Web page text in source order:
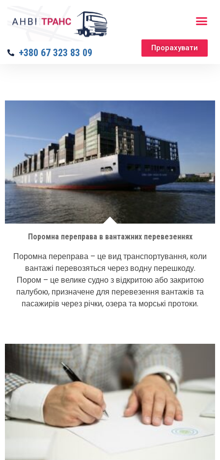
+380 67 323 83 09 Прорахувати
Корисно знати
Поромна переправа в вантажних перевезеннях
Поромна переправа – це вид транспортування, коли
вантажі перевозяться через водну перешкоду.
Пором – це велике судно з відкритою або закритою
палубою, призначене для перевезення вантажів та
пасажирів через річки, озера та морські протоки.